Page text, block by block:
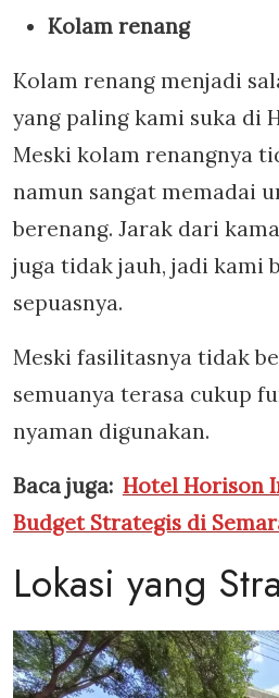
Kolam renang
Kolam renang menjadi
yang paling kami suka di
Meski kolam renangnya
namun sangat memadai
berenang. Jarak dari
juga tidak jauh, jadi kami
sepuasnya.
Meski fasilitasnya tidak
semuanya terasa cukup
nyaman digunakan.
Baca juga: Hotel Horison
Budget Strategis di
Lokasi yang